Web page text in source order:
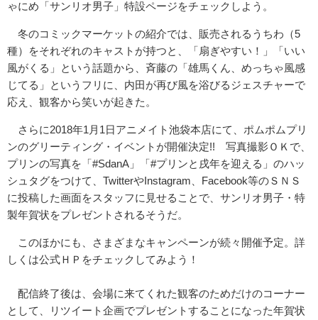
ゃにめ「サンリオ男子」特設ページをチェックしよ う。
冬のコミックマーケットの紹介では、販売されるうちわ（5
種）をそれぞれのキャストが持つと、「扇ぎやすい！」「いい
風がくる」
という話題から、斉藤の「雄馬くん、めっちゃ風感
じてる」
というフリに、内田が再び風を浴びるジェスチャーで
応え、観客から笑いが起きた。
さらに2018年1月1日アニメイト池袋本店にて、ポムポムプリ
ンのグリーティング・イベントが開催決定!! 写真撮影ＯＫで、
プリンの写真を「#SdanA」「#プリンと戌年を迎える」のハッ
シュタグをつけて、TwitterやInstagram、Facebook等のＳＮＳ
に投稿した画面をスタッフに見せることで、サンリオ男子・ 特
製年賀状をプレゼントされるそうだ。
このほかにも、さまざまなキャンペーンが続々開催予定。詳
しくは公式ＨＰをチェックしてみよう！
配信終了後は、会場に来てくれた観客のためだけのコーナー
として
、リツイート企画でプレゼントすることになった年賀状